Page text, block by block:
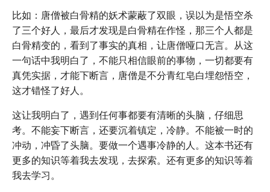
比如：唐僧被白骨精的妖术蒙蔽了双眼，误以为是悟空杀
了三个好人，最后才发现是白骨精在作怪，那三个人都是
白骨精变的，看到了事实的真相，让唐僧哑口无言。从这
一句话中我明白了，不能只相信眼前的事物，一切都要有
真凭实据，才能下断言，唐僧是不分青红皂白埋怨悟空，
这才错怪了好人。
这让我明白了，遇到任何事都要有清晰的头脑，仔细思
考。不能妄下断言，还要沉着镇定，冷静。不能被一时的
冲动，冲昏了头脑。要做一个遇事冷静的人。这本书还有
更多的知识等着我去发现，去探索。还有更多的知识等着
我去学习。